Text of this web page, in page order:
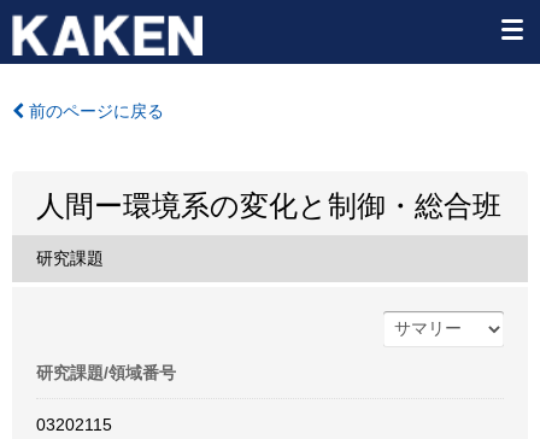
前のページに戻る
人間ー環境系の変化と制御・総合班
研究課題
研究課題/領域番号
03202115